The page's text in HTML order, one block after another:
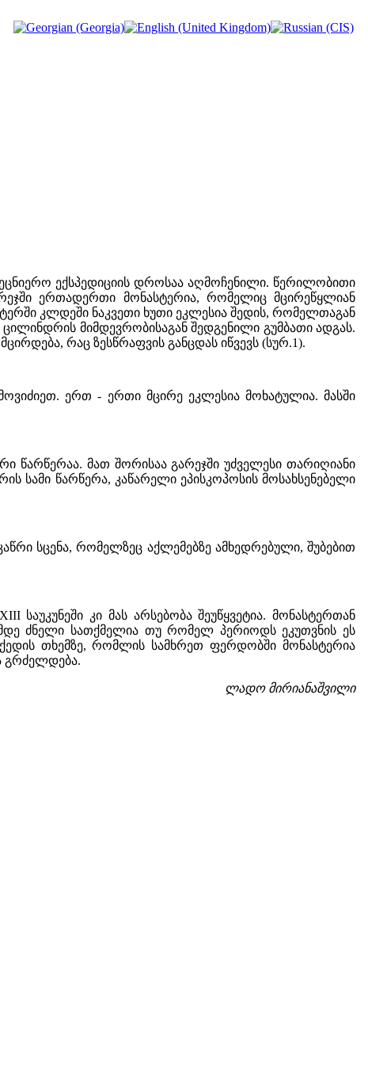
ექსპედიციის დროსაა აღმოჩენილი. წერილობითი
ერთადერთი მონასტერია, რომელიც მცირეწყლიან
კლდეში ნაკვეთი ხუთი ეკლესია შედის, რომელთაგან
მიმდევრობისაგან შედგენილი გუმბათი ადგას.
რაც ზესწრაფვის განცდას იწვევს (სურ.1).
ერთ - ერთი მცირე ეკლესია მოხატულია. მასში
წარწერაა. მათ შორისაა გარეჯში უძველესი თარიღიანი
სამი წარწერა, კაწარელი ეპისკოპოსის მოსახსენებელი
სცენა, რომელზეც აქლემებზე ამხედრებული, შუბებით
საუკუნეში კი მას არსებობა შეუწყვეტია. მონასტერთან
ძნელი სათქმელია თუ რომელ პერიოდს ეკუთვნის ეს
თხემზე, რომლის სამხრეთ ფერდობში მონასტერია
გრძელდება.
ლადო მირიანაშვილი